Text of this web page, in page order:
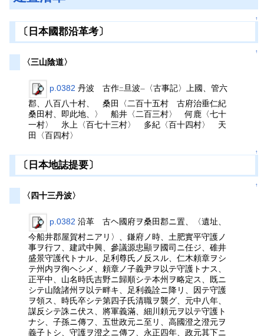
↑
〔日本國郡沿革考〕
↑
〈三山陰道〉
p.0382 丹波 古作二 旦波一
〈古事記〉上國、管六
郡、八百八十村、 桑田〈二百十五村 古府治垂仁紀
桑田村、即此地、〉 船井〈二百三村〉 何鹿〈七十
一村〉 氷上〈百七十三村〉 多紀〈百十四村〉 天
田〈百四村〉
↑
〔日本地誌提要〕
↑
〈四十三丹波〉
p.0382 沿革 古ヘ國府ヲ桑田郡ニ置、〈遺址、
今船井郡屋賀村ニアリ〉、鎌府ノ時、土肥實平守護ノ
事ヲ行フ、建武中興、參議源忠顯ヲ國司ニ任ジ、碓井
盛景守護代トナル、足利尊氏ノ反スル、仁木頼章ヲシ
テ州内ヲ徇ヘシメ、頼章ノ子義尹ヲ以テ守護トナス、
正平中、山名時氏吉野ニ歸順シテ本州ヲ略定ス、既ニ
シテ山陰諸州ヲ以テ畔キ、足利義詮ニ降リ、因テ守護
ヲ領ス、時氏卒シテ第四子氏清職ヲ襲グ、元中八年、
謀反シテ誅ニ伏ス、將軍義滿、細川頼元ヲ以テ守護ト
ナシ、子孫ニ傳フ、五世政元ニ至リ、高國澄之澄元ヲ
義子トシ、守護ヲ澄之ニ傳フ、永正四年、政元其下ニ